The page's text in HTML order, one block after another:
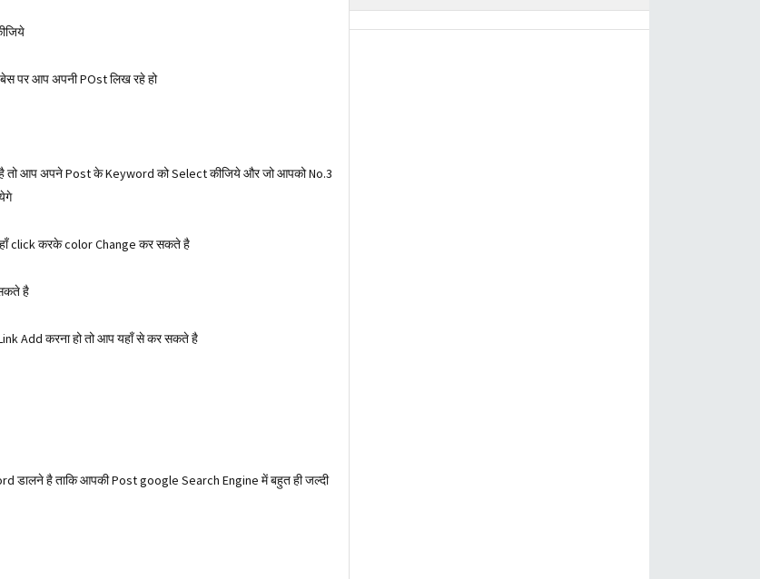
पर आप अपनी POst लिख रहे हो
है तो आप अपने Post के Keyword को Select कीजिये और जो आपको No.3
click करके color Change कर सकते है
है
Add करना हो तो आप यहाँ से कर सकते है
है ताकि आपकी Post google Search Engine में बहुत ही जल्दी